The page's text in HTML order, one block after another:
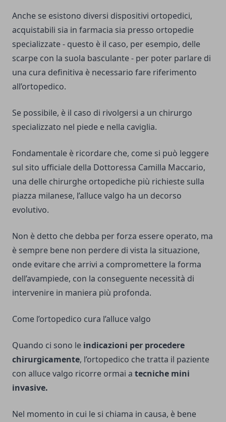
Anche se esistono diversi dispositivi ortopedici,
acquistabili sia in farmacia sia presso ortopedie
specializzate - questo è il caso, per esempio, delle
scarpe con la suola basculante - per poter parlare di
una cura definitiva è necessario fare riferimento
all’ortopedico.
Se possibile, è il caso di rivolgersi a un chirurgo
specializzato nel piede e nella caviglia.
Fondamentale è ricordare che, come si può leggere
sul sito ufficiale della Dottoressa Camilla Maccario,
una delle chirurghe ortopediche più richieste sulla
piazza milanese, l’alluce valgo ha un decorso
evolutivo.
Non è detto che debba per forza essere operato, ma
è sempre bene non perdere di vista la situazione,
onde evitare che arrivi a compromettere la forma
dell’avampiede, con la conseguente necessità di
intervenire in maniera più profonda.
Come l’ortopedico cura l’alluce valgo
Quando ci sono le indicazioni per procedere
chirurgicamente, l’ortopedico che tratta il paziente
con alluce valgo ricorre ormai a tecniche mini
invasive.
Nel momento in cui le si chiama in causa, è bene